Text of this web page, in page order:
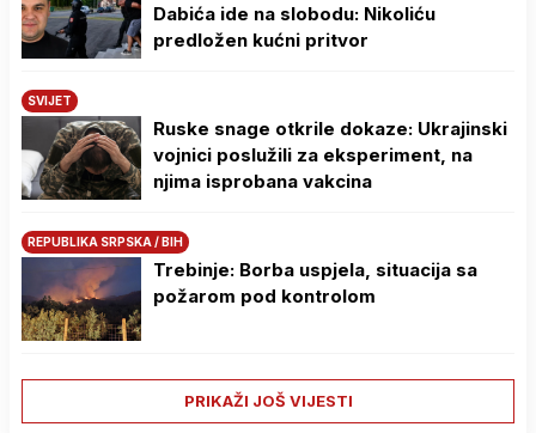
Dabića ide na slobodu: Nikoliću
predložen kućni pritvor
SVIJET
Ruske snage otkrile dokaze: Ukrajinski
vojnici poslužili za eksperiment, na
njima isprobana vakcina
REPUBLIKA SRPSKA / BIH
Trebinje: Borba uspjela, situacija sa
požarom pod kontrolom
PRIKAŽI JOŠ VIJESTI